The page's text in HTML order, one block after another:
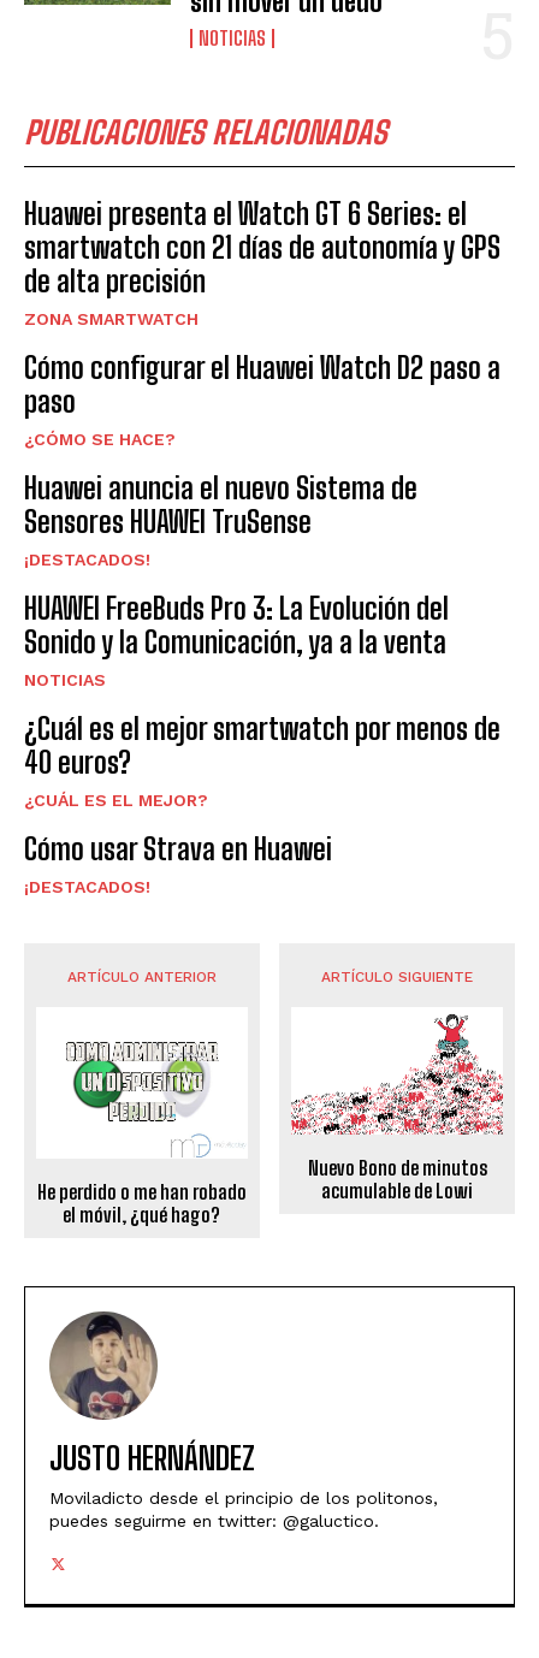
NOTICIAS
PUBLICACIONES RELACIONADAS
Huawei presenta el Watch GT 6 Series: el
smartwatch con 21 días de autonomía y GPS
de alta precisión
ZONA SMARTWATCH
Cómo configurar el Huawei Watch D2 paso a
paso
¿CÓMO SE HACE?
Huawei anuncia el nuevo Sistema de
Sensores HUAWEI TruSense
¡DESTACADOS!
HUAWEI FreeBuds Pro 3: La Evolución del
Sonido y la Comunicación, ya a la venta
NOTICIAS
¿Cuál es el mejor smartwatch por menos de
40 euros?
¿CUÁL ES EL MEJOR?
Cómo usar Strava en Huawei
¡DESTACADOS!
ARTÍCULO ANTERIOR
He perdido o me han robado
el móvil, ¿qué hago?
ARTÍCULO SIGUIENTE
Nuevo Bono de minutos
acumulable de Lowi
JUSTO HERNÁNDEZ
Moviladicto desde el principio de los politonos,
puedes seguirme en twitter: @galuctico.